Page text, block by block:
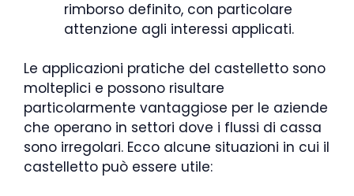
rimborso definito, con particolare
attenzione agli interessi applicati.
Le applicazioni pratiche del castelletto sono
molteplici e possono risultare
particolarmente vantaggiose per le aziende
che operano in settori dove i flussi di cassa
sono irregolari. Ecco alcune situazioni in cui il
castelletto può essere utile: